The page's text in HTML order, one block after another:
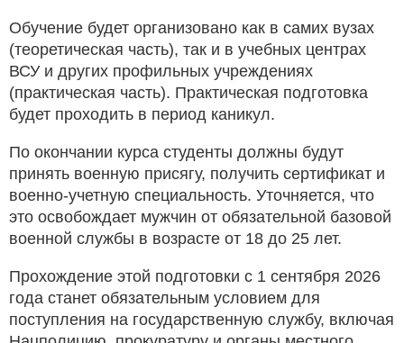
Обучение будет организовано как в самих вузах
(теоретическая часть), так и в учебных центрах
ВСУ и других профильных учреждениях
(практическая часть). Практическая подготовка
будет проходить в период каникул.
По окончании курса студенты должны будут
принять военную присягу, получить сертификат и
военно-учетную специальность. Уточняется, что
это освобождает мужчин от обязательной базовой
военной службы в возрасте от 18 до 25 лет.
Прохождение этой подготовки с 1 сентября 2026
года станет обязательным условием для
поступления на государственную службу, включая